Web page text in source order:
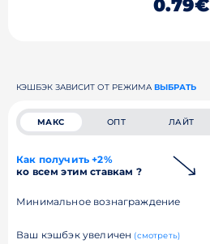
0.79€
КЭШБЭК ЗАВИСИТ ОТ РЕЖИМА ВЫБРАТЬ
МАКС ОПТ ЛАЙТ
Как получить +2%
ко всем этим ставкам ?
Минимальное вознаграждение
Ваш кэшбэк увеличен (смотреть)